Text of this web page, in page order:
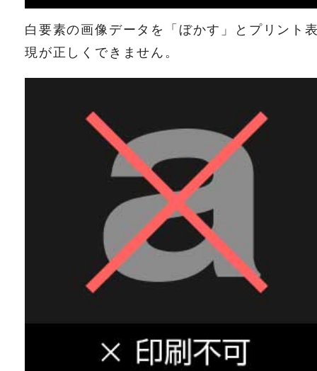
白要素の画像データを「ぼかす」とプリント
現が正しくできません。